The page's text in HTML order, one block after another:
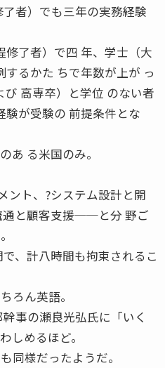
者）でも三年の実務経験
了者）で四 年、学士（大
るかた ちで年数が上が っ
高専卒）と学位 のない者
験が受験の 前提条件とな
あ る米国のみ。
ント、?システム設計と開
通と顧客支援──と分 野ご
、計八時間も拘束されるこ
ろん英語。
事の瀬良光弘氏に「いく
しめるほど。
同様だったようだ。